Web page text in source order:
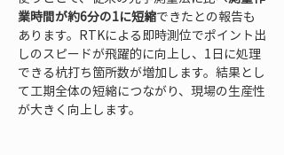
業時間が約6分の1に短縮できたとの報告も
あります。RTKによる即時測位でポイント出
しのスピードが飛躍的に向上し、1日に処理
できる杭打ち箇所数が増加します。結果とし
て工期全体の短縮につながり、現場の生産性
が大きく向上します。